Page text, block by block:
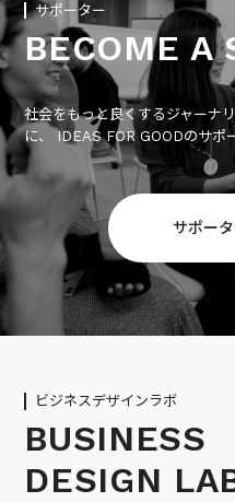
サポーター
BECOME A
社会をもっと良くするジャーナ
に、 IDEAS FOR GOODのサポ
サポー
ビジネスデザインラボ
BUSINESS
DESIGN